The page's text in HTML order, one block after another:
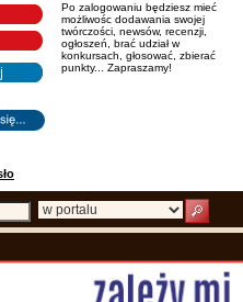
Po zalogowaniu będziesz mieć
możliwośc dodawania swojej
twórczości, newsów, recenzji,
ogłoszeń, brać udział w
konkursach, głosować, zbierać
punkty... Zapraszamy!